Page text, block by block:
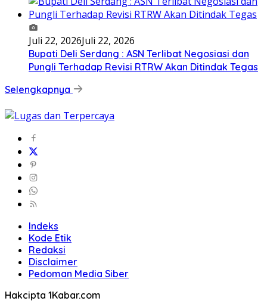
Juli 22, 2026Juli 22, 2026
Bupati Deli Serdang : ASN Terlibat Negosiasi dan
Pungli Terhadap Revisi RTRW Akan Ditindak Tegas
Selengkapnya
Indeks
Kode Etik
Redaksi
Disclaimer
Pedoman Media Siber
Hakcipta 1Kabar.com